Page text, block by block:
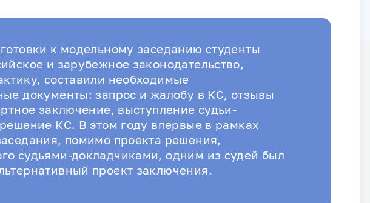
к модельному заседанию студенты
и зарубежное законодательство,
составили необходимые
документы: запрос и жалобу в КС, отзывы
заключение, выступление судьи-
КС. В этом году впервые в рамках
помимо проекта решения,
судьями-докладчиками, одним из судей был
проект заключения.